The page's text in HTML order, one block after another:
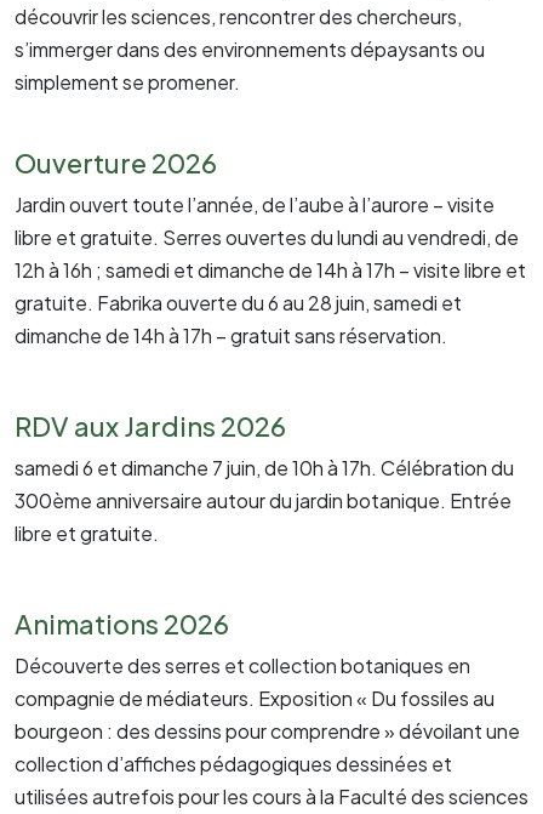
découvrir les sciences, rencontrer des chercheurs,
s’immerger dans des environnements dépaysants ou
simplement se promener.
Ouverture 2026
Jardin ouvert toute l’année, de l’aube à l’aurore – visite
libre et gratuite. Serres ouvertes du lundi au vendredi, de
12h à 16h ; samedi et dimanche de 14h à 17h – visite libre et
gratuite. Fabrika ouverte du 6 au 28 juin, samedi et
dimanche de 14h à 17h – gratuit sans réservation.
RDV aux Jardins 2026
samedi 6 et dimanche 7 juin, de 10h à 17h. Célébration du
300ème anniversaire autour du jardin botanique. Entrée
libre et gratuite.
Animations 2026
Découverte des serres et collection botaniques en
compagnie de médiateurs. Exposition « Du fossiles au
bourgeon : des dessins pour comprendre » dévoilant une
collection d’affiches pédagogiques dessinées et
utilisées autrefois pour les cours à la Faculté des sciences